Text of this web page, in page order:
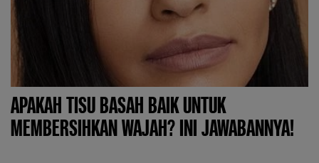
APAKAH TISU BASAH BAIK UNTUK
MEMBERSIHKAN WAJAH? INI JAWABANNYA!